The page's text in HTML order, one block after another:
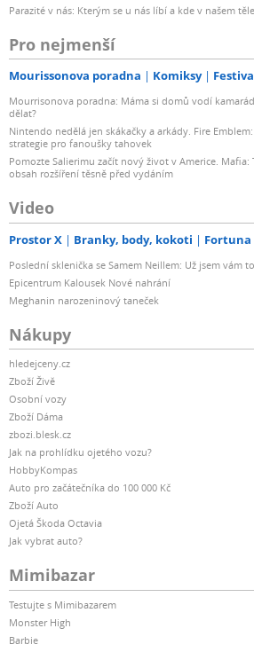
Parazité v nás: Kterým se u nás líbí a kde v našem
Pro nejmenší
Mourissonova poradna Komiksy
Mourrisonova poradna: Máma si domů vodí
dělat?
Nintendo nedělá jen skákačky a arkády. Fire
strategie pro fanoušky tahovek
Pomozte Salierimu začít nový život v Americe.
obsah rozšíření těsně před vydáním
Video
Prostor X Branky, body, kokoti Fortuna
Poslední sklenička se Samem Neillem: Už jsem vám
Epicentrum Kalousek Nové nahrání
Meghanin narozeninový taneček
Nákupy
hledejceny.cz
Zboží Živě
Osobní vozy
Zboží Dáma
zbozi.blesk.cz
Jak na prohlídku ojetého vozu?
HobbyKompas
Auto pro začátečníka do 100 000 Kč
Zboží Auto
Ojetá Škoda Octavia
Jak vybrat auto?
Mimibazar
Testujte s Mimibazarem
Monster High
Barbie